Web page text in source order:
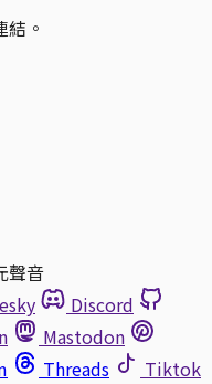
。
聲音
Discord
Mastodon
Threads
Tiktok